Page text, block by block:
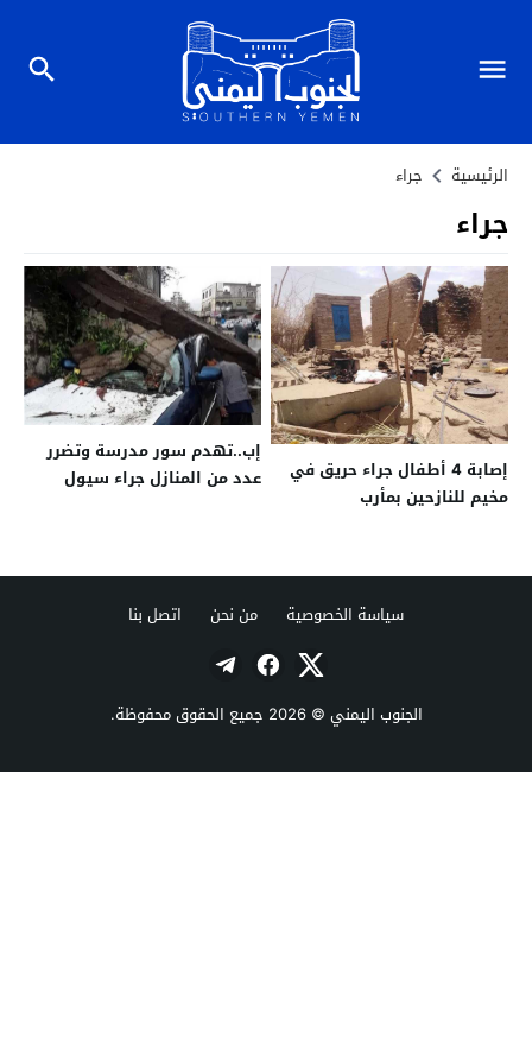
الرئيسية جراء
جراء
إصابة 4 أطفال جراء حريق في
مخيم للنازحين بمأرب
إب..تهدم سور مدرسة وتضرر
عدد من المنازل جراء سيول
سياسة الخصوصية من نحن اتصل بنا
الجنوب اليمني © 2026 جميع الحقوق محفوظة.